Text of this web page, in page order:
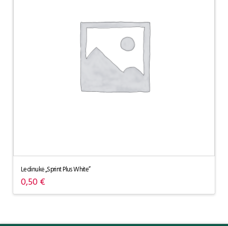
Ledinukė „Sprint Plus White”
0,50€